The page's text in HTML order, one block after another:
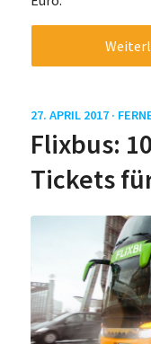
27. APRIL 2017 ·
Flixbus:
Tickets